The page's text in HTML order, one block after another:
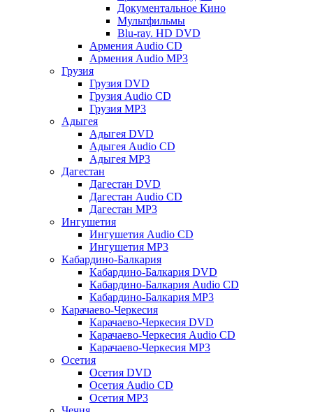
Документальное Кино
Мультфильмы
Blu-ray. HD DVD
Армения Audio CD
Армения Audio MP3
Грузия
Грузия DVD
Грузия Audio CD
Грузия MP3
Адыгея
Адыгея DVD
Адыгея Audio CD
Адыгея MP3
Дагестан
Дагестан DVD
Дагестан Audio CD
Дагестан MP3
Ингушетия
Ингушетия Audio CD
Ингушетия MP3
Кабардино-Балкария
Кабардино-Балкария DVD
Кабардино-Балкария Audio CD
Кабардино-Балкария MP3
Карачаево-Черкесия
Карачаево-Черкесия DVD
Карачаево-Черкесия Audio CD
Карачаево-Черкесия MP3
Осетия
Осетия DVD
Осетия Audio CD
Осетия MP3